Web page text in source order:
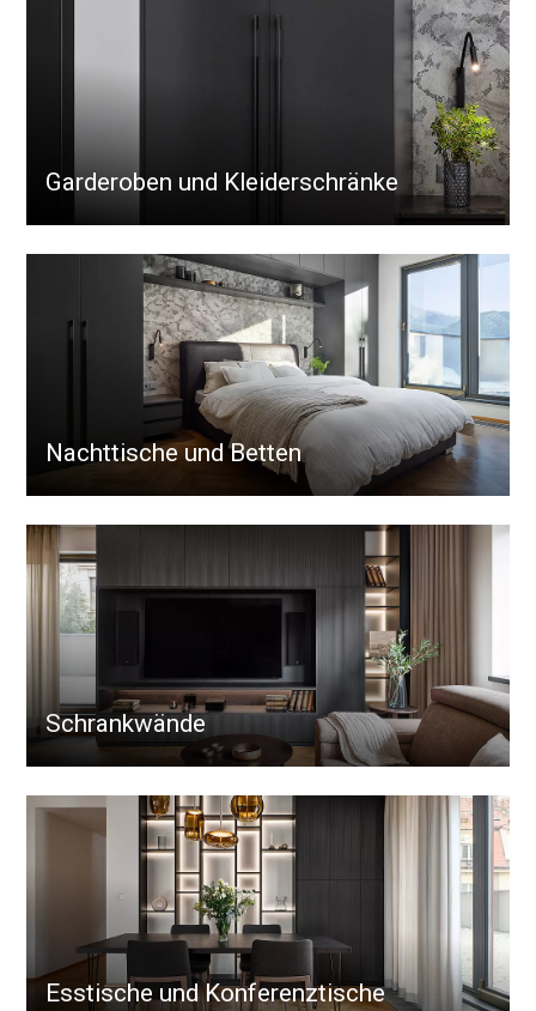
Garderoben und Kleiderschränke
Nachttische und Betten
Schrankwände
Esstische und Konferenztische